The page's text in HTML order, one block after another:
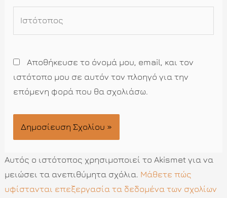
Αποθήκευσε το όνομά μου, email, και τον
ιστότοπο μου σε αυτόν τον πλοηγό για την
επόμενη φορά που θα σχολιάσω.
Αυτός ο ιστότοπος χρησιμοποιεί το Akismet για να
μειώσει τα ανεπιθύμητα σχόλια. Μάθετε πώς
υφίστανται επεξεργασία τα δεδομένα των σχολίων